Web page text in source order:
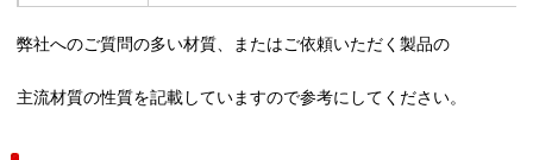
弊社へのご質問の多い材質、またはご依頼いただく製品の
主流材質の性質を記載していますので参考にしてください。